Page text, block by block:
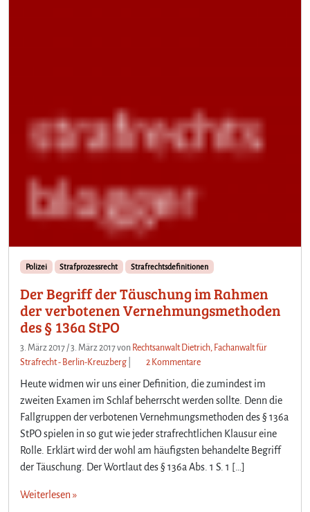
Polizei Strafprozessrecht Strafrechtsdefinitionen
Der Begriff der Täuschung im Rahmen
der verbotenen Vernehmungsmethoden
des § 136a StPO
3. März 2017 /3. März 2017von Rechtsanwalt Dietrich, Fachanwalt für
Strafrecht - Berlin-Kreuzberg
2 Kommentarez
e
r
B
e
g
Heute widmen wir uns einer Definition, die zumindest im
zweiten Examen im Schlaf beherrscht werden sollte. Denn die
Fallgruppen der verbotenen Vernehmungsmethoden des § 136a
StPO spielen in so gut wie jeder strafrechtlichen Klausur eine
Rolle. Erklärt wird der wohl am häufigsten behandelte Begriff
der Täuschung. Der Wortlaut des § 136a Abs. 1 S. 1 […]
Weiterlesen »